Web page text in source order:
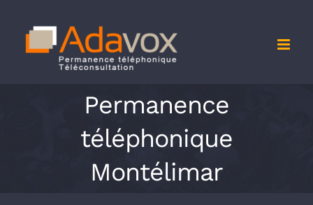
contenu
Permanence
téléphonique
Montélimar